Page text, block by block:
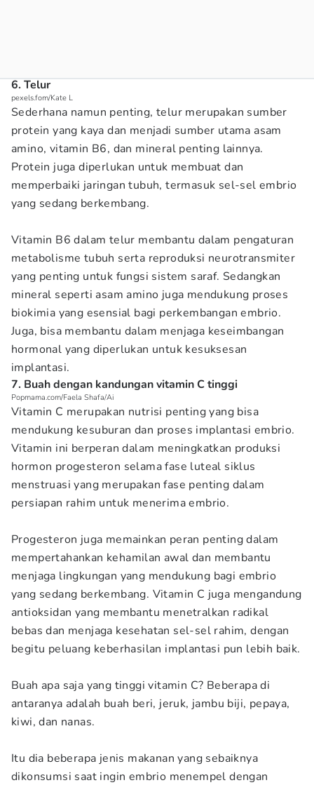
6. Telur
pexels.fom/Kate L
Sederhana namun penting, telur merupakan sumber
protein yang kaya dan menjadi sumber utama asam
amino, vitamin B6, dan mineral penting lainnya.
Protein juga diperlukan untuk membuat dan
memperbaiki jaringan tubuh, termasuk sel-sel embrio
yang sedang berkembang.
Vitamin B6 dalam telur membantu dalam pengaturan
metabolisme tubuh serta reproduksi neurotransmiter
yang penting untuk fungsi sistem saraf. Sedangkan
mineral seperti asam amino juga mendukung proses
biokimia yang esensial bagi perkembangan embrio.
Juga, bisa membantu dalam menjaga keseimbangan
hormonal yang diperlukan untuk kesuksesan
implantasi.
7. Buah dengan kandungan vitamin C tinggi
Popmama.com/Faela Shafa/Ai
Vitamin C merupakan nutrisi penting yang bisa
mendukung kesuburan dan proses implantasi embrio.
Vitamin ini berperan dalam meningkatkan produksi
hormon progesteron selama fase luteal siklus
menstruasi yang merupakan fase penting dalam
persiapan rahim untuk menerima embrio.
Progesteron juga memainkan peran penting dalam
mempertahankan kehamilan awal dan membantu
menjaga lingkungan yang mendukung bagi embrio
yang sedang berkembang. Vitamin C juga mengandung
antioksidan yang membantu menetralkan radikal
bebas dan menjaga kesehatan sel-sel rahim, dengan
begitu peluang keberhasilan implantasi pun lebih baik.
Buah apa saja yang tinggi vitamin C? Beberapa di
antaranya adalah buah beri, jeruk, jambu biji, pepaya,
kiwi, dan nanas.
Itu dia beberapa jenis makanan yang sebaiknya
dikonsumsi saat ingin embrio menempel dengan